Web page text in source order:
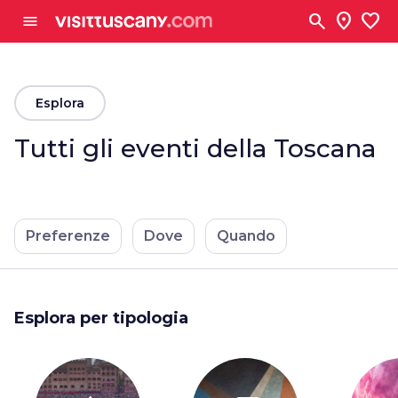
menu search location_on favorite
arrow_backEsplora
Tutti gli eventi della Toscana
Preferenze Dove Quando
Esplora per tipologia